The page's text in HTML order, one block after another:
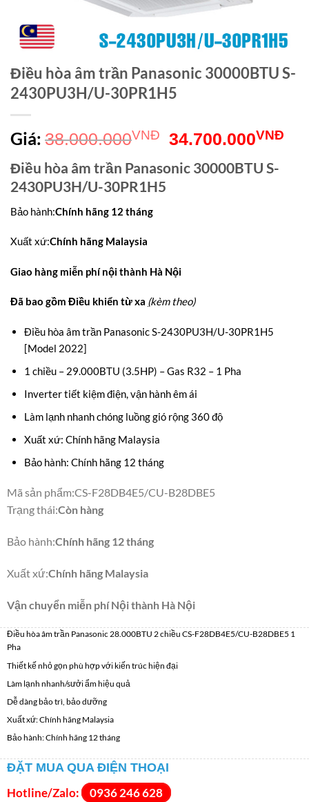
Điều hòa âm trần Panasonic 30000BTU S-
2430PU3H/U-30PR1H5
Giá: 38.000.000VNĐ
Giá
gốc
34.700.000VNĐGiá
Điều hòa âm trần Panasonic 30000BTU S-
2430PU3H/U-30PR1H5
Bảo hành:Chính hãng 12 tháng
Xuất xứ:Chính hãng Malaysia
Giao hàng miễn phí nội thành Hà Nội
Đã bao gồm Điều khiển từ xa (kèm theo)
Điều hòa âm trần Panasonic S-2430PU3H/U-30PR1H5
[Model 2022]
1 chiều – 29.000BTU (3.5HP) – Gas R32 – 1 Pha
Inverter tiết kiệm điện, vận hành êm ái
Làm lạnh nhanh chóng luồng gió rộng 360 độ
Xuất xứ: Chính hãng Malaysia
Bảo hành: Chính hãng 12 tháng
Mã sản phẩm:CS-F28DB4E5/CU-B28DBE5
Trạng thái:Còn hàng
Bảo hành:Chính hãng 12 tháng
Xuất xứ:Chính hãng Malaysia
Vận chuyển miễn phí Nội thành Hà Nội
Điều hòa âm trần Panasonic 28.000BTU 2 chiều CS-F28DB4E5/CU-B28DBE5 1
Pha
Thiết kế nhỏ gọn phù hợp với kiến trúc hiện đại
Làm lạnh nhanh/sưởi ẩm hiệu quả
Dễ dàng bảo trì, bảo dưỡng
Xuất xứ: Chính hãng Malaysia
Bảo hành: Chính hãng 12 tháng
ĐẶT MUA QUA ĐIỆN THOẠI
Hotline/Zalo: 0936 246 628